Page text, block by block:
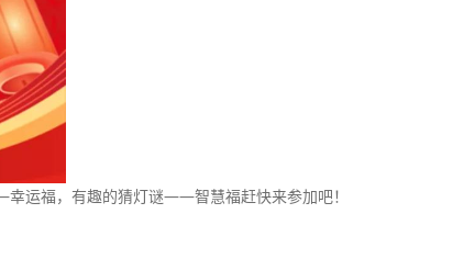
运福，有趣的猜灯谜——智慧福赶快来参加吧！